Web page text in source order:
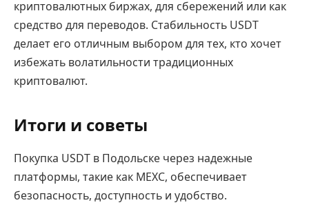
криптовалютных биржах, для сбережений или как
средство для переводов. Стабильность USDT
делает его отличным выбором для тех, кто хочет
избежать волатильности традиционных
криптовалют.
Итоги и советы
Покупка USDT в Подольске через надежные
платформы, такие как MEXC, обеспечивает
безопасность, доступность и удобство.